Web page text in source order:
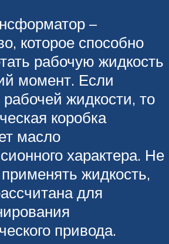
–
которое способно
рабочую жидкость
момент. Если
рабочей жидкости, то
коробка
масло
характера. Не
жидкость,
для
привода.